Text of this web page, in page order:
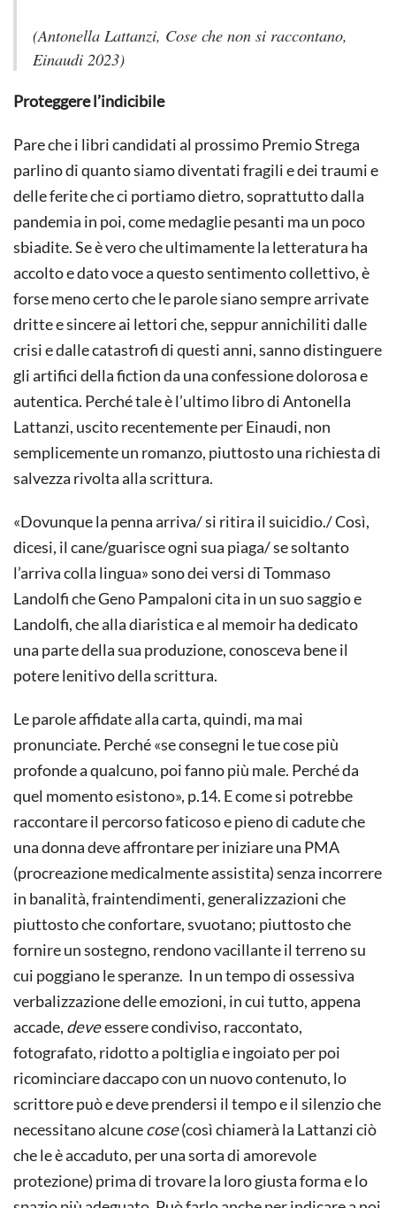
(Antonella Lattanzi, Cose che non si raccontano,
Einaudi 2023)
Proteggere l’indicibile
Pare che i libri candidati al prossimo Premio Strega
parlino di quanto siamo diventati fragili e dei traumi e
delle ferite che ci portiamo dietro, soprattutto dalla
pandemia in poi, come medaglie pesanti ma un poco
sbiadite. Se è vero che ultimamente la letteratura ha
accolto e dato voce a questo sentimento collettivo, è
forse meno certo che le parole siano sempre arrivate
dritte e sincere ai lettori che, seppur annichiliti dalle
crisi e dalle catastrofi di questi anni, sanno distinguere
gli artifici della fiction da una confessione dolorosa e
autentica. Perché tale è l’ultimo libro di Antonella
Lattanzi, uscito recentemente per Einaudi, non
semplicemente un romanzo, piuttosto una richiesta di
salvezza rivolta alla scrittura.
«Dovunque la penna arriva/ si ritira il suicidio./ Così,
dicesi, il cane/guarisce ogni sua piaga/ se soltanto
l’arriva colla lingua» sono dei versi di Tommaso
Landolfi che Geno Pampaloni cita in un suo saggio e
Landolfi, che alla diaristica e al memoir ha dedicato
una parte della sua produzione, conosceva bene il
potere lenitivo della scrittura.
Le parole affidate alla carta, quindi, ma mai
pronunciate. Perché «se consegni le tue cose più
profonde a qualcuno, poi fanno più male. Perché da
quel momento esistono», p.14. E come si potrebbe
raccontare il percorso faticoso e pieno di cadute che
una donna deve affrontare per iniziare una PMA
(procreazione medicalmente assistita) senza incorrere
in banalità, fraintendimenti, generalizzazioni che
piuttosto che confortare, svuotano; piuttosto che
fornire un sostegno, rendono vacillante il terreno su
cui poggiano le speranze. In un tempo di ossessiva
verbalizzazione delle emozioni, in cui tutto, appena
accade, deveessere condiviso, raccontato,
fotografato, ridotto a poltiglia e ingoiato per poi
ricominciare daccapo con un nuovo contenuto, lo
scrittore può e deve prendersi il tempo e il silenzio che
necessitano alcunecose(così chiamerà la Lattanzi ciò
che le è accaduto, per una sorta di amorevole
protezione) prima di trovare la loro giusta forma e lo